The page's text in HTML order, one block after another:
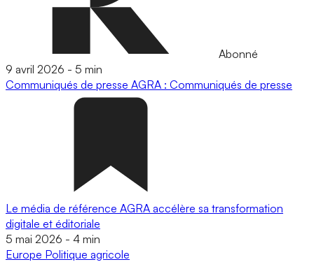
Abonné
9 avril 2026 - 5 min
Communiqués de presse AGRA : Communiqués de presse
Le média de référence AGRA accélère sa transformation
digitale et éditoriale
5 mai 2026 - 4 min
Europe Politique agricole